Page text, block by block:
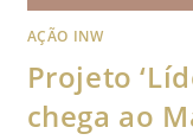
AÇÃO INW
Projeto
chega ao